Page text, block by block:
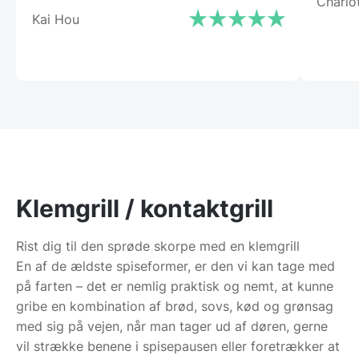
Kai Hou
Klemgrill / kontaktgrill
Rist dig til den sprøde skorpe med en klemgrill
En af de ældste spiseformer, er den vi kan tage med
på farten – det er nemlig praktisk og nemt, at kunne
gribe en kombination af brød, sovs, kød og grønsag
med sig på vejen, når man tager ud af døren, gerne
vil strække benene i spisepausen eller foretrækker at